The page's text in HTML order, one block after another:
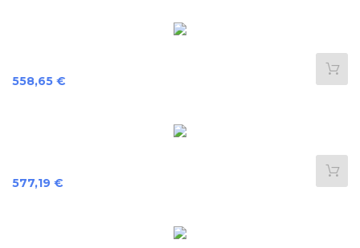
Prix
558,65 €
Prix
577,19 €